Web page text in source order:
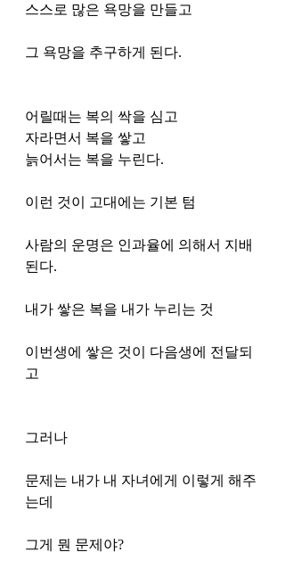
스스로 많은 욕망을 만들고
그 욕망을 추구하게 된다.
어릴때는 복의 싹을 심고
자라면서 복을 쌓고
늙어서는 복을 누린다.
이런 것이 고대에는 기본 텀
사람의 운명은 인과율에 의해서 지배
된다.
내가 쌓은 복을 내가 누리는 것
이번생에 쌓은 것이 다음생에 전달되
고
그러나
문제는 내가 내 자녀에게 이렇게 해주
는데
그게 뭔 문제야?